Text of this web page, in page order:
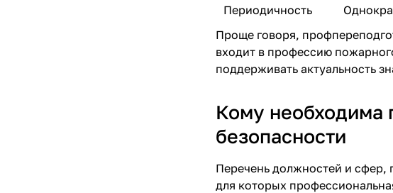
Периодичность
Проще говоря,
входит в профессию
поддерживать актуальность
Кому необходима
безопасности
Перечень должностей и сфер,
для которых